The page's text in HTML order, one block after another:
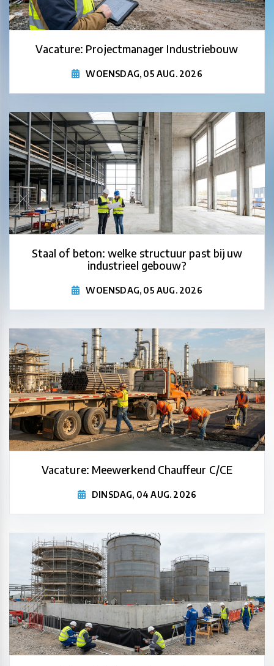
Vacature: Projectmanager Industriebouw
WOENSDAG, 05 AUG. 2026
Staal of beton: welke structuur past bij uw
industrieel gebouw?
WOENSDAG, 05 AUG. 2026
Vacature: Meewerkend Chauffeur C/CE
DINSDAG, 04 AUG. 2026